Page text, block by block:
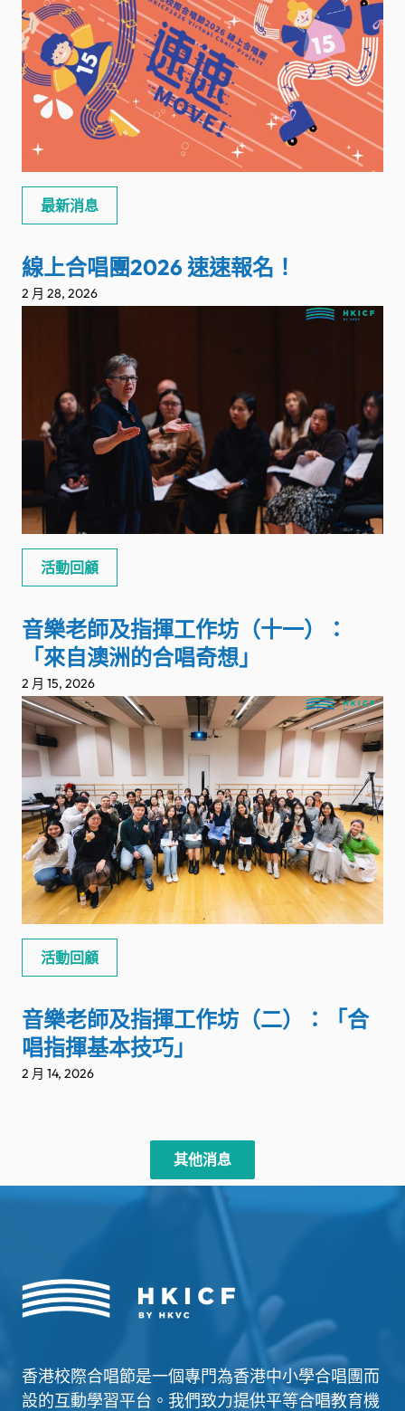
最新消息
線上合唱團2026 速速報名！
2 月 28, 2026
活動回顧
音樂老師及指揮工作坊（十一）：
「來自澳洲的合唱奇想」
2 月 15, 2026
活動回顧
音樂老師及指揮工作坊（二）：「合
唱指揮基本技巧」
2 月 14, 2026
其他消息
香港校際合唱節是一個專門為香港中小學合唱團而
設的互動學習平台。我們致力提供平等合唱教育機